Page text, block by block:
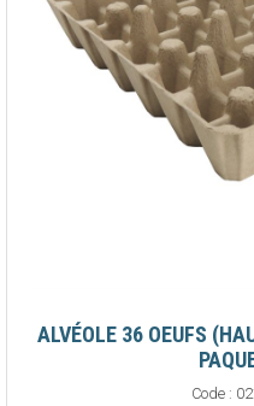
ALVÉOLE 36 OEUFS
Code :